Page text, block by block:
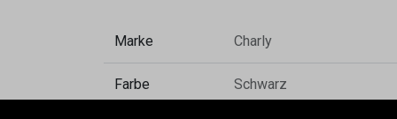
Marke Charly
Farbe Schwarz